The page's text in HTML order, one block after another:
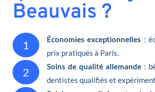
Beauvais ?
1 Économies exceptionnelles :
prix pratiqués à Paris.
2 Soins de qualité allemande:
dentistes qualifiés et